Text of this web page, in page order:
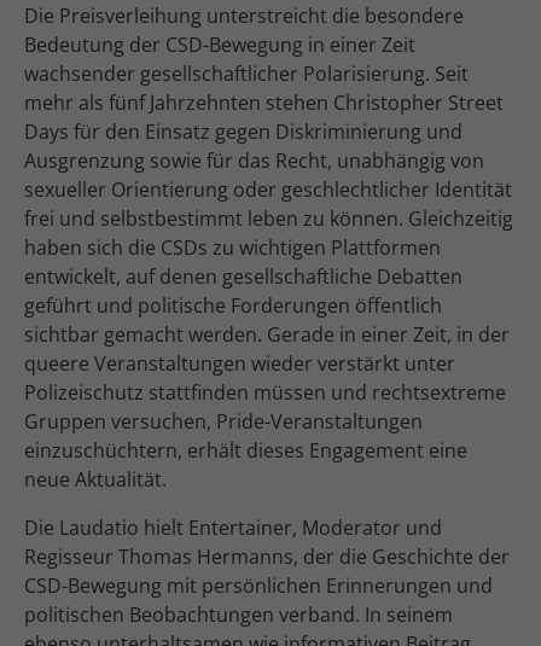
Die Preisverleihung unterstreicht die besondere
Bedeutung der CSD-Bewegung in einer Zeit
wachsender gesellschaftlicher Polarisierung. Seit
mehr als fünf Jahrzehnten stehen Christopher Street
Days für den Einsatz gegen Diskriminierung und
Ausgrenzung sowie für das Recht, unabhängig von
sexueller Orientierung oder geschlechtlicher Identität
frei und selbstbestimmt leben zu können. Gleichzeitig
haben sich die CSDs zu wichtigen Plattformen
entwickelt, auf denen gesellschaftliche Debatten
geführt und politische Forderungen öffentlich
sichtbar gemacht werden. Gerade in einer Zeit, in der
queere Veranstaltungen wieder verstärkt unter
Polizeischutz stattfinden müssen und rechtsextreme
Gruppen versuchen, Pride-Veranstaltungen
einzuschüchtern, erhält dieses Engagement eine
neue Aktualität.
Die Laudatio hielt Entertainer, Moderator und
Regisseur Thomas Hermanns, der die Geschichte der
CSD-Bewegung mit persönlichen Erinnerungen und
politischen Beobachtungen verband. In seinem